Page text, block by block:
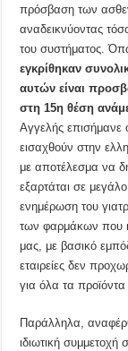
πρόσβαση των
αναδεικνύοντας
του συστήματος.
εγκρίθηκαν
αυτών είναι
στη 15η θέση
Αγγελής επισήμανε
εισαχθούν στην
με αποτέλεσμα να
εξαρτάται σε
ενημέρωση του
των φαρμάκων που
μας, με βασικό
εταιρείες δεν
για όλα τα
Παράλληλα,
ιδιωτική